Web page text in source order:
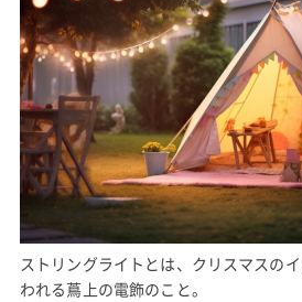
ストリングライトとは、クリスマスの
われる蔦上の電飾のこと。